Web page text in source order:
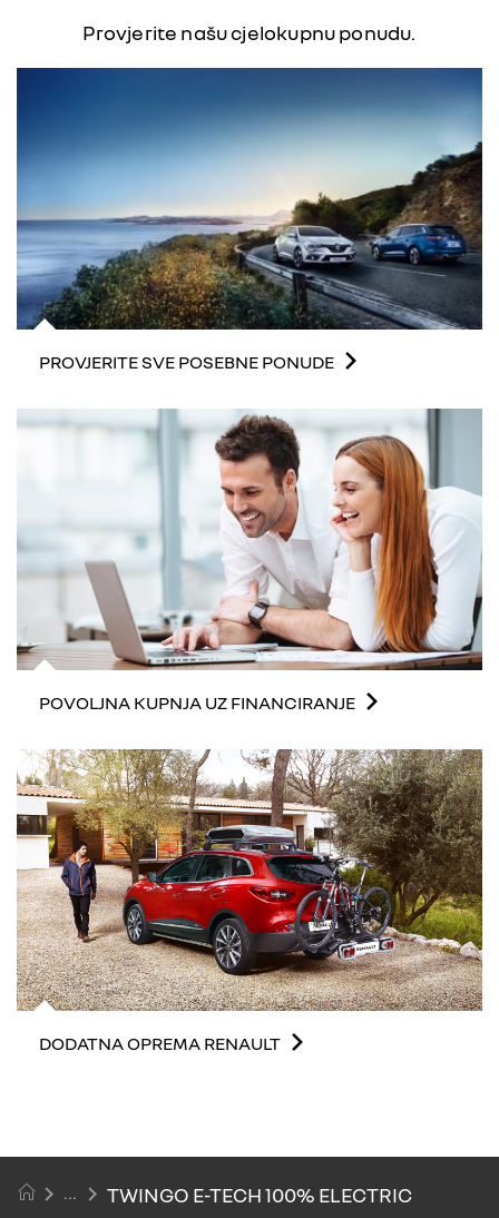
Provjerite našu cjelokupnu ponudu.
PROVJERITE SVE POSEBNE PONUDE
POVOLJNA KUPNJA UZ FINANCIRANJE
DODATNA OPREMA RENAULT
TWINGO E-TECH 100% ELECTRIC